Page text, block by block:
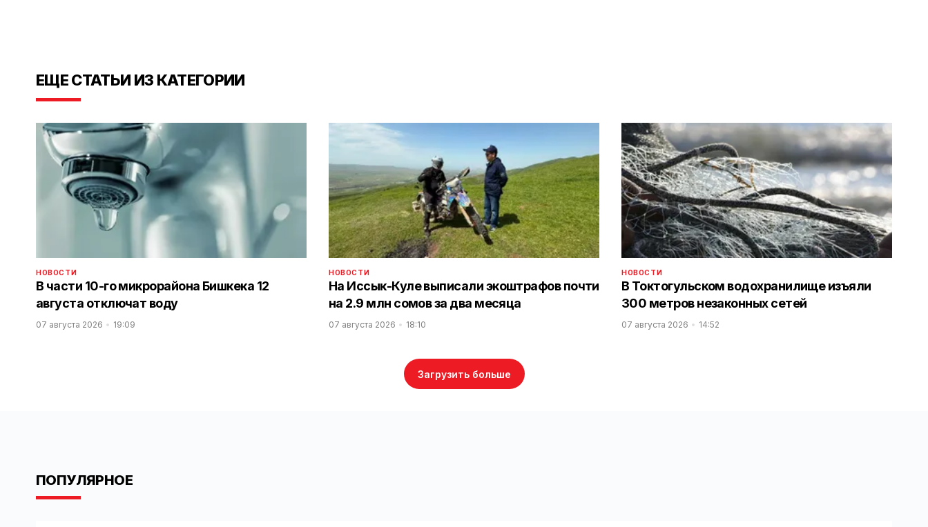
ЕЩЕ СТАТЬИ ИЗ КАТЕГОРИИ
НОВОСТИ
В части 10-го микрорайона Бишкека 12
августа отключат воду
07 августа 2026 19:09
НОВОСТИ
На Иссык-Куле выписали экоштрафов почти
на 2.9 млн сомов за два месяца
07 августа 2026 18:10
НОВОСТИ
В Токтогульском водохранилище изъяли
300 метров незаконных сетей
07 августа 2026 14:52
Загрузить больше
ПОПУЛЯРНОЕ